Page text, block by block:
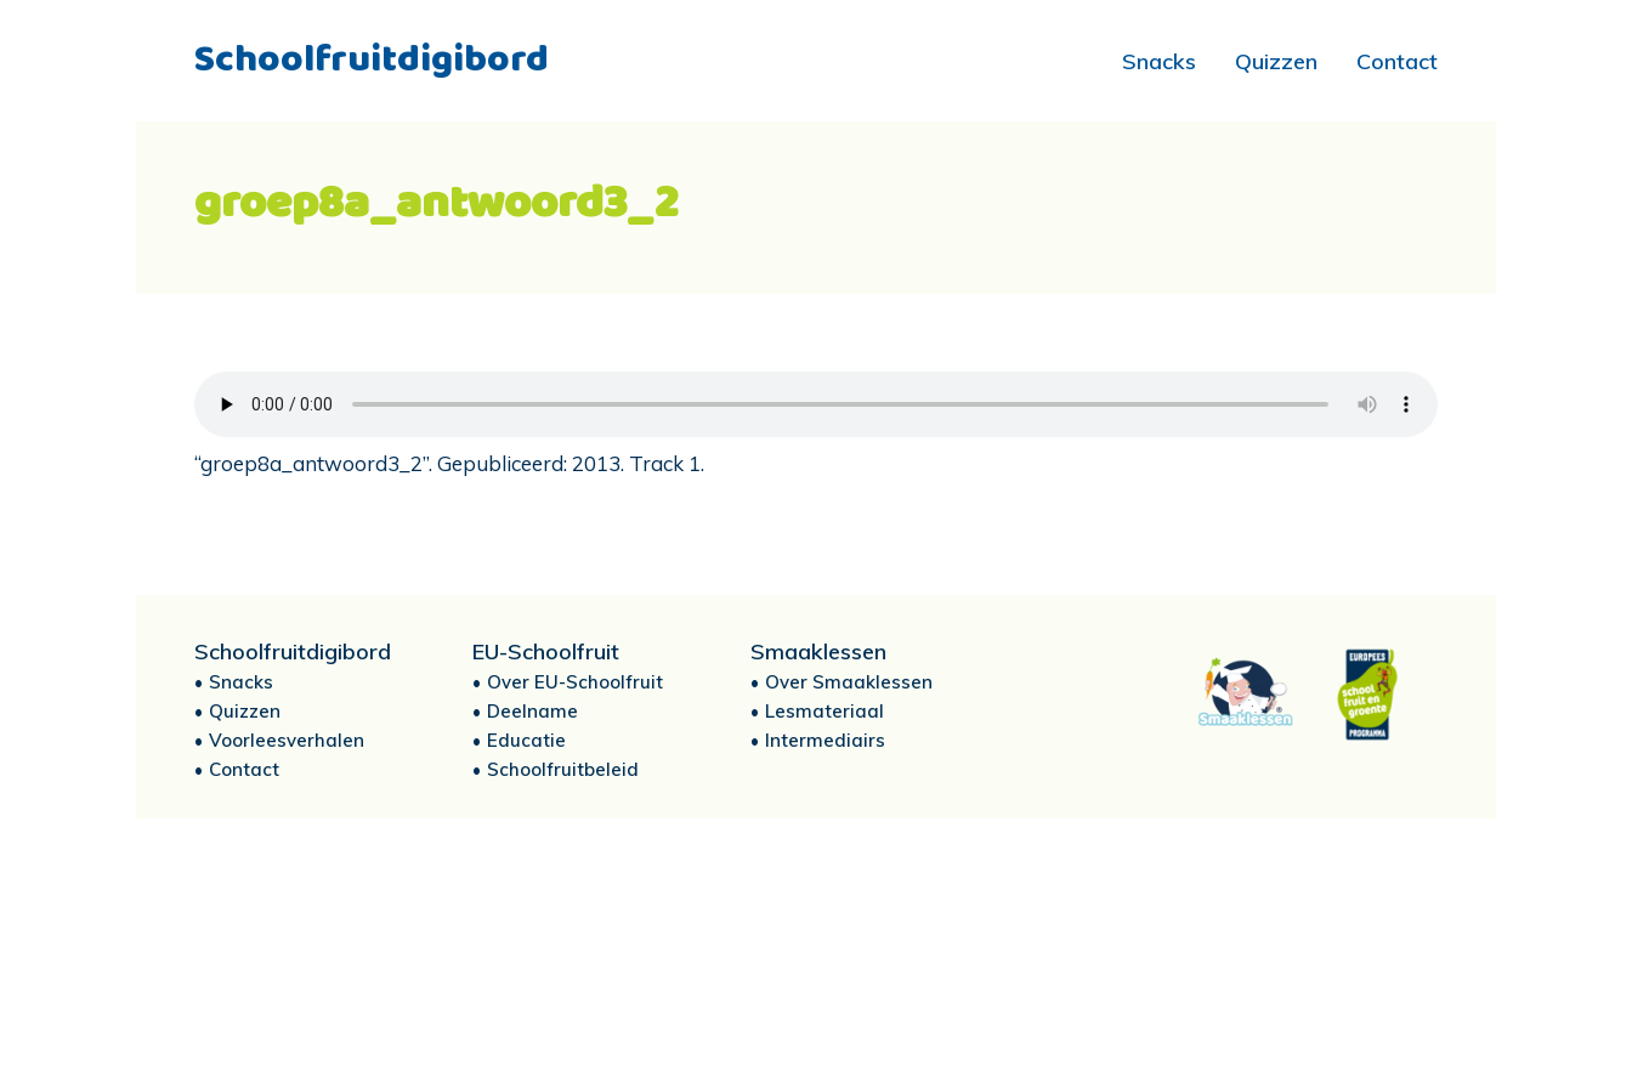
Schoolfruitdigibord Snacks Quizzen Contact
groep8a_antwoord3_2
“groep8a_antwoord3_2”. Gepubliceerd: 2013. Track 1.
Schoolfruitdigibord
Snacks
Quizzen
Voorleesverhalen
Contact
EU-Schoolfruit
Over EU-Schoolfruit
Deelname
Educatie
Schoolfruitbeleid
Smaaklessen
Over Smaaklessen
Lesmateriaal
Intermediairs